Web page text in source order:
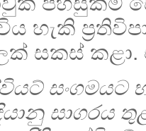
හැකි
සකස්
සංගමයට
සාගරය